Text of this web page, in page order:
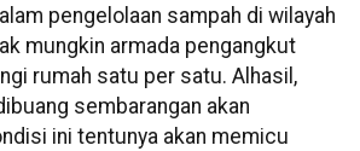
pengelolaan sampah di wilayah
mungkin armada pengangkut
rumah satu per satu. Alhasil,
sembarangan akan
ini tentunya akan memicu